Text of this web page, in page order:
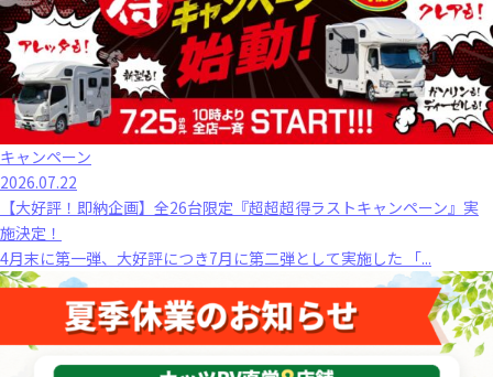
キャンペーン
2026.07.22
【大好評！即納企画】全26台限定『超超超得ラストキャンペーン』実
施決定！
4月末に第一弾、大好評につき7月に第二弾として実施した 「...